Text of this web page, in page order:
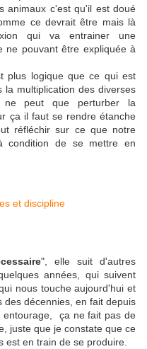
animaux c'est qu'il est doué
ce devrait être mais là
qui va entrainer une
ne pouvant être expliquée à
plus logique que ce qui est
multiplication des diverses
ne peut que perturber la
ça il faut se rendre étanche
réfléchir sur ce que notre
condition de se mettre en
", elle suit d'autres
années, qui suivent
nous touche aujourd'hui et
des décennies, en fait depuis
entourage, ça ne fait pas de
juste que je constate que ce
est en train de se produire.